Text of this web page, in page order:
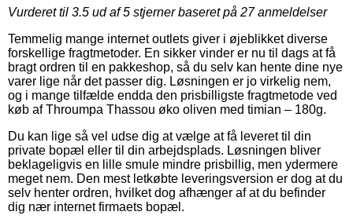
Vurderet til 3.5 ud af 5 stjerner baseret på 27anmeldelser
Temmelig mange internet outlets giver i øjeblikket diverse
forskellige fragtmetoder. En sikker vinder er nu til dags at få
bragt ordren til en pakkeshop, så du selv kan hente dine nye
varer lige når det passer dig. Løsningen er jo virkelig nem,
og i mange tilfælde endda den prisbilligste fragtmetode ved
køb af Throumpa Thassou øko oliven med timian – 180g.
Du kan lige så vel udse dig at vælge at få leveret til din
private bopæl eller til din arbejdsplads. Løsningen bliver
beklageligvis en lille smule mindre prisbillig, men ydermere
meget nem. Den mest letkøbte leveringsversion er dog at du
selv henter ordren, hvilket dog afhænger af at du befinder
dig nær internet firmaets bopæl.